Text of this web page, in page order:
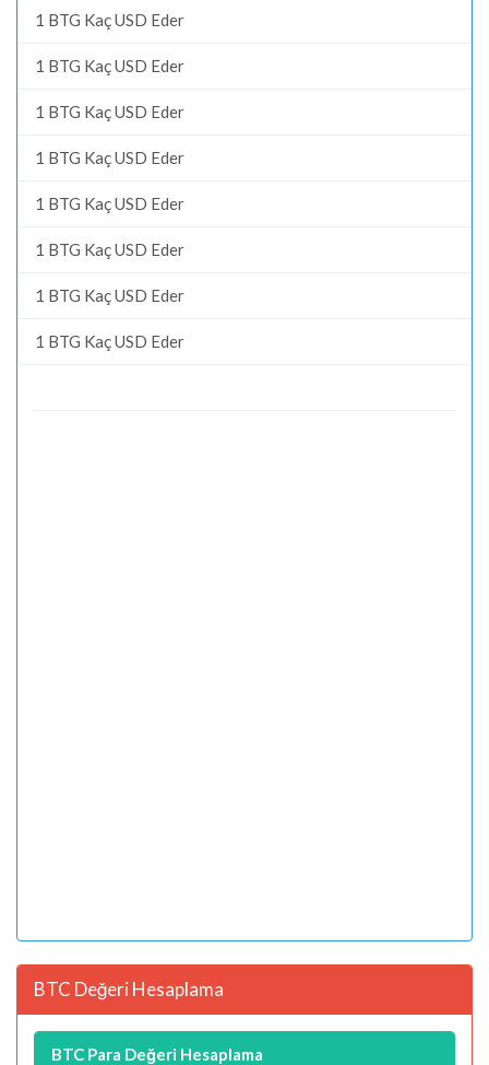
1 BTG Kaç USD Eder
1 BTG Kaç USD Eder
1 BTG Kaç USD Eder
1 BTG Kaç USD Eder
1 BTG Kaç USD Eder
1 BTG Kaç USD Eder
1 BTG Kaç USD Eder
1 BTG Kaç USD Eder
BTC Değeri Hesaplama
BTC Para Değeri Hesaplama